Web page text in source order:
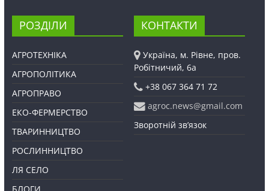
РОЗДІЛИ
АГРОТЕХНІКА
АГРОПОЛІТИКА
АГРОПРАВО
ЕКО-ФЕРМЕРСТВО
ТВАРИННИЦТВО
РОСЛИННИЦТВО
ЛЯ СЕЛО
КОНТАКТИ
Україна, м. Рівне, пров.
Робітничий, 6а
+38 067 364 71 72
agroc.news@gmail.com
Зворотній зв’язок